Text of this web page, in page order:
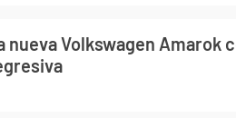
nueva Volkswagen Amarok